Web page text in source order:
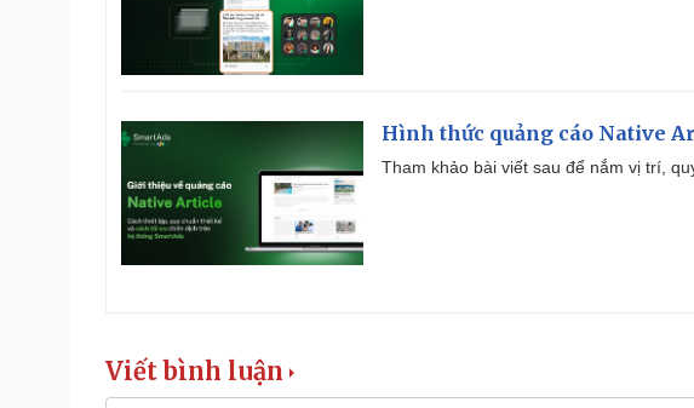
Hình thức quảng cáo Native
Tham khảo bài viết sau để nắm vị trí,
Viết bình luận